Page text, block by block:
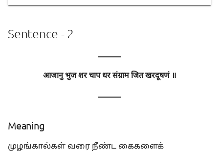
Sentence - 2
———
आजानु भुज शर चाप धर संग्राम जित खरदूषणं ॥
———
Meaning
முழங்கால்கள் வரை நீண்ட கைகளைக்